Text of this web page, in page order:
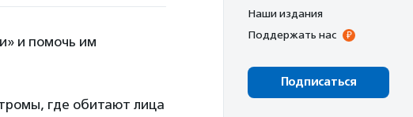
и помочь им
где обитают лица
Наши издания
Поддержать нас
Подписаться